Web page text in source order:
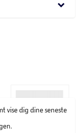
keyboard_arrow_down
vise dig dine seneste